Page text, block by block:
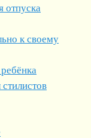
отпуска
к своему